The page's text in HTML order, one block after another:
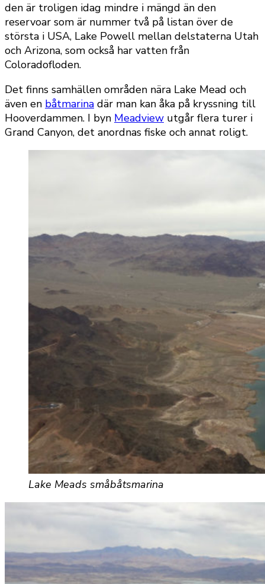
den är troligen idag mindre i mängd än den
reservoar som är nummer två på listan över de
största i USA, Lake Powell mellan delstaterna Utah
och Arizona, som också har vatten från
Coloradofloden.
Det finns samhällen områden nära Lake Mead och
även en båtmarina där man kan åka på kryssning till
Hooverdammen. I byn Meadview utgår flera turer i
Grand Canyon, det anordnas fiske och annat roligt.
Lake Meads småbåtsmarina